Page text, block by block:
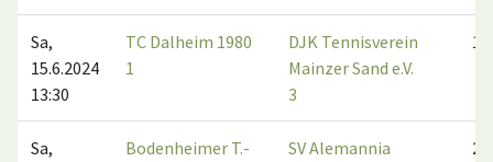
Sa,
15.6.2024
13:30
TC Dalheim 1980
1
DJK Tennisverein
Mainzer Sand e.V.
3
1:5
Sa,
Bodenheimer T.-
SV Alemannia
2:4